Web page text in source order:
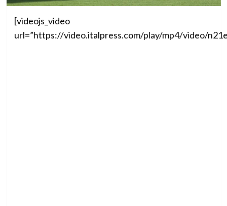
[videojs_video
url=”https://video.italpress.com/play/mp4/video/